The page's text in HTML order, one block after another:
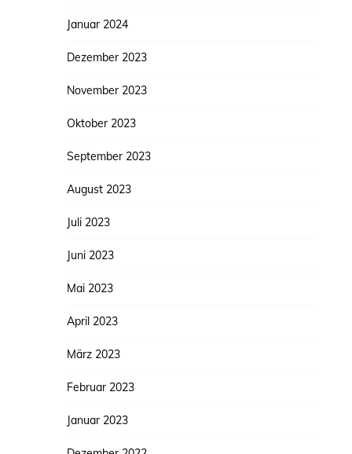
Januar 2024
Dezember 2023
November 2023
Oktober 2023
September 2023
August 2023
Juli 2023
Juni 2023
Mai 2023
April 2023
März 2023
Februar 2023
Januar 2023